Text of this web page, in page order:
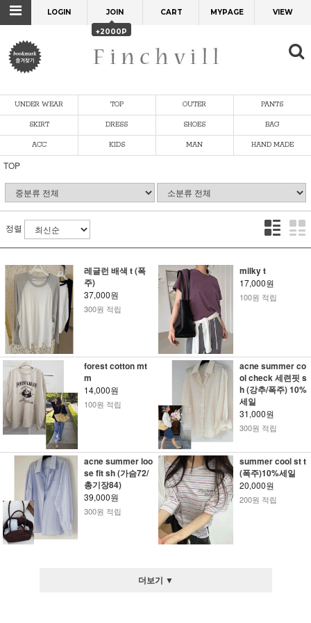
LOGIN JOIN
+2000P
CART MYPAGE VIEW
UNDER WEAR TOP OUTER PANTS
SKIRT DRESS SHOES BAG
ACC KIDS MAN HAND MADE
TOP
정렬
레글런 배색 t (폭
주)
37,000원
300원 적립
milky t
17,000원
100원 적립
forest cotton mt
m
14,000원
100원 적립
acne summer co
ol check 세련핏 s
h (강추/폭주) 10%
세일
31,000원
300원 적립
acne summer loo
se fit sh (가슴72/
총기장84)
39,000원
300원 적립
summer cool st t
(폭주)10%세일
20,000원
200원 적립
더보기 ▼